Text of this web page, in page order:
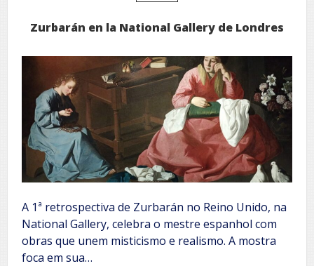
Zurbarán en la National Gallery de Londres
A 1ª retrospectiva de Zurbarán no Reino Unido, na
National Gallery, celebra o mestre espanhol com
obras que unem misticismo e realismo. A mostra
foca em sua…